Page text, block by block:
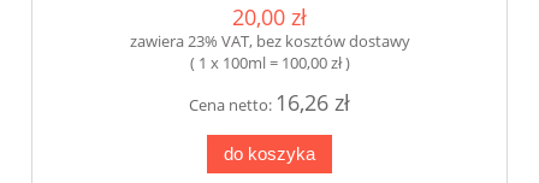
20,00 zł
zawiera 23% VAT, bez kosztów dostawy
( 1 x 100ml = 100,00 zł )
Cena netto: 16,26 zł
do koszyka